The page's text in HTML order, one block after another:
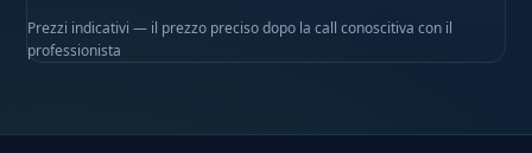
Prezzi indicativi — il prezzo preciso dopo la call conoscitiva con il
professionista